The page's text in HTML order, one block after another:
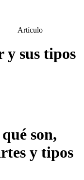
Artículo
y sus tipos
son,
y tipos